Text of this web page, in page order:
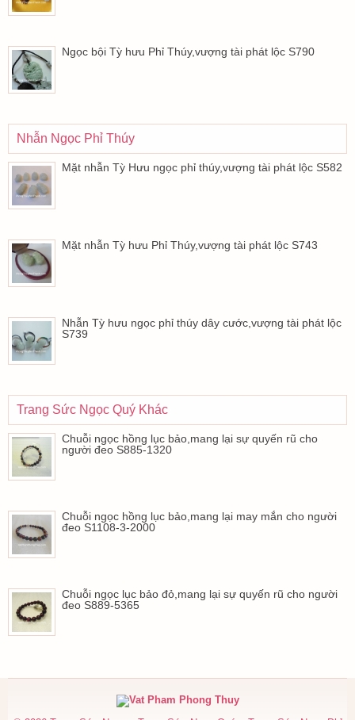
Ngọc bội Tỳ hưu Phỉ Thúy,vượng tài phát lộc S790
Nhẫn Ngọc Phỉ Thúy
Mặt nhẫn Tỳ Hưu ngọc phỉ thúy,vượng tài phát lộc S582
Mặt nhẫn Tỳ hưu Phỉ Thúy,vượng tài phát lộc S743
Nhẫn Tỳ hưu ngọc phỉ thúy dây cước,vượng tài phát lộc
S739
Trang Sức Ngọc Quý Khác
Chuỗi ngọc hồng lục bảo,mang lại sự quyến rũ cho
người đeo S885-1320
Chuỗi ngọc hồng lục bảo,mang lại may mắn cho người
đeo S1108-3-2000
Chuỗi ngọc lục bảo đỏ,mang lại sự quyến rũ cho người
đeo S889-5365